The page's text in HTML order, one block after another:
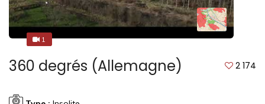
1
1
360 degrés (Allemagne) 2 174